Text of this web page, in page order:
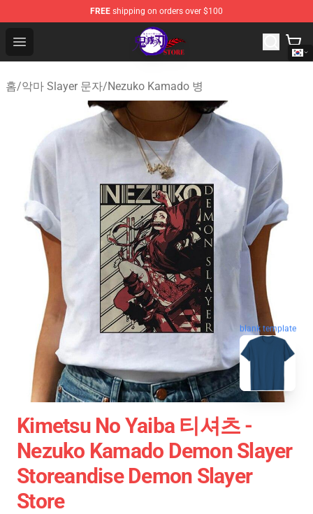
FREE shipping on orders over $100
Open menu
Kimetsu no Yaiba Store - Official Kimetsu no Yaiba
홈/악마 Slayer 문자/Nezuko Kamado 병
blank template
Kimetsu No Yaiba 티셔츠 -
Nezuko Kamado Demon Slayer
Storeandise Demon Slayer
Store